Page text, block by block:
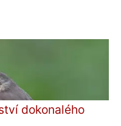
dokonalého